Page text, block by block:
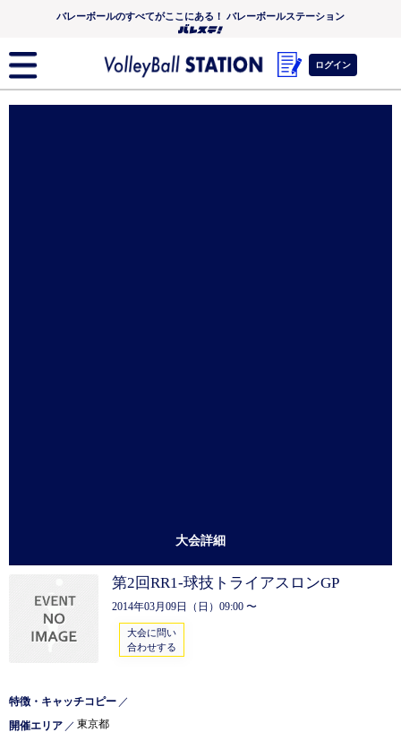
バレーボールのすべてがここにある！ バレーボールステーション
ログイン
大会詳細
第2回RR1-球技トライアスロンGP
2014年03月09日（日）09:00 〜
大会に問い
合わせする
特徴・キャッチコピー ／
開催エリア ／ 東京都